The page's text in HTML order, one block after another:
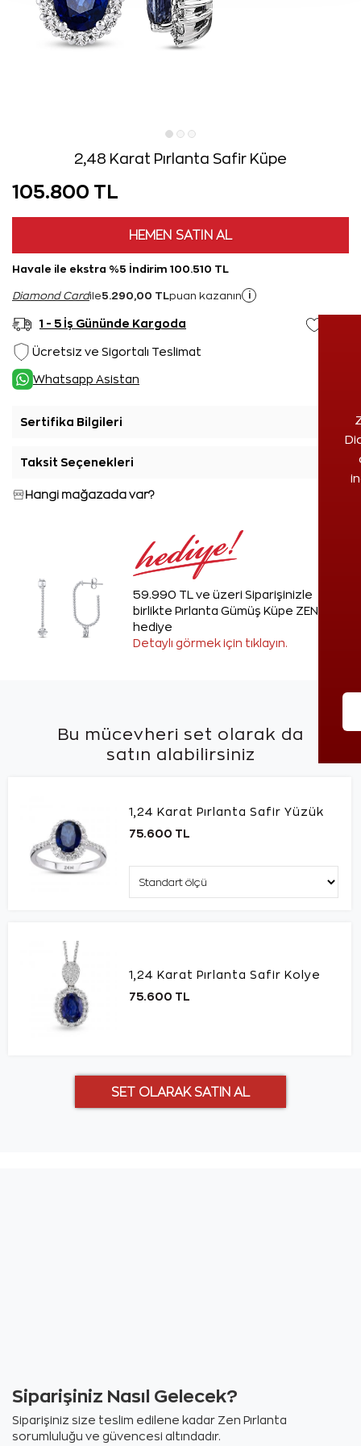
2,48 Karat Pırlanta Safir Küpe
105.800 TL
HEMEN SATIN AL
Havale ile ekstra %5 İndirim 100.510 TL
Diamond Cardile5.290,00 TL puan kazanın i
1 - 5 İş Gününde Kargoda
Ücretsiz ve Sigortalı Teslimat
Whatsapp Asistan
Sertifika Bilgileri
Taksit Seçenekleri
Hangi mağazada var?
59.990 TL ve üzeri Siparişinizle
birlikte Pırlanta Gümüş Küpe ZEN'den
hediye
Detaylı görmek için tıklayın.
Bu mücevheri set olarak da
satın alabilirsiniz
1,24 Karat Pırlanta Safir Yüzük
75.600 TL
1,24 Karat Pırlanta Safir Kolye
75.600 TL
Siparişiniz Nasıl Gelecek?
Siparişiniz size teslim edilene kadar Zen Pırlanta
sorumluluğu ve güvencesi altındadır.